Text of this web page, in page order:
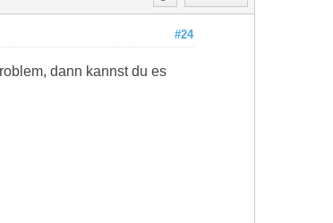
#24
dann kannst du es